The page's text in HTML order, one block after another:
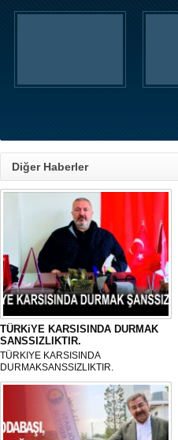
Diğer Haberler
TÜRKiYE KARSISINDA DURMAK
SANSSIZLIKTIR.
TÜRKIYE KARSISINDA
DURMAKSANSSIZLIKTIR.